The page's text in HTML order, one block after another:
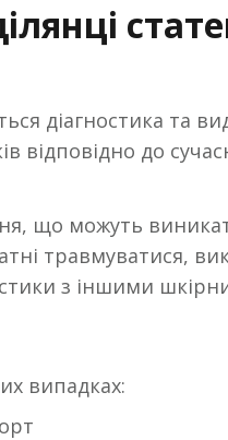
діагностика та
відповідно до
що можуть
травмуватися,
з іншими
випадках: